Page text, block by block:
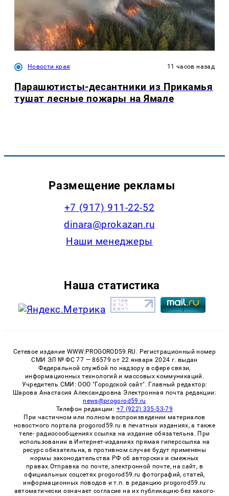
Новости края 11 часов назад
Парашютисты-десантники из Прикамья
тушат лесные пожары на Ямале
Размещение рекламы
+7 (917) 911-22-52
dinara@prokazan.ru
Наши менеджеры
Наша статистика
Сетевое издание WWW.PROGOROD59.RU. Регистрационный номер
СМИ ЭЛ № ФС 77 — 86579 от 22 января 2024 г. выдан
Федеральной службой по надзору в сфере связи,
информационных технологий и массовых коммуникаций.
Учредитель СМИ: ООО "Городской сайт". Главный редактор:
Шарова Анастасия Александровна Электронная почта редакции:
news@progorod59.ru
Телефон редакции: +7 (922) 335-53-79
При частичном или полном воспроизведении материалов
новостного портала progorod59.ru в печатных изданиях, а также
теле- радиосообщениях ссылка на издание обязательна. При
использовании в Интернет-изданиях прямая гиперссылка на
ресурс обязательна, в противном случае будут применены
нормы законодательства РФ об авторских и смежных
правах.Отправка по почте, электронной почте, на сайт, в
официальных соцсетях progorod59.ru фотографий, статей,
информационных поводов и т.п. в редакцию progorod59.ru
автоматически означает согласие на их публикацию без какого-